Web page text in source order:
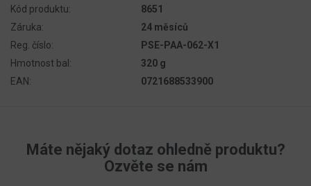
Kód produktu:
8651
Záruka:
24 měsíců
Reg. číslo:
PSE-PAA-062-X1
Hmotnost bal:
320 g
EAN:
0721688533900
Máte nějaký dotaz ohledně produktu?
Ozvěte se nám